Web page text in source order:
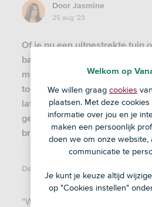
Door Jasmine
25 aug '23
Of je nu een uitgestrekte tuin
balkonnetje hebt: met lui
moeiteloos je eigen
toch? Achterover leunen en de
laten doen. Zo heb jij meer tijd
genieten én krijgt de
broodnodige boost.
Deel dit artikel:
“We gaan allemaal kamperen
Welkom op
We willen graag cookies
plaatsen. Met deze
informatie over jou en je
maken een persoonlijk
doen we om onze website,
communicatie te
Je kunt je keuze altijd
op "Cookies instellen"